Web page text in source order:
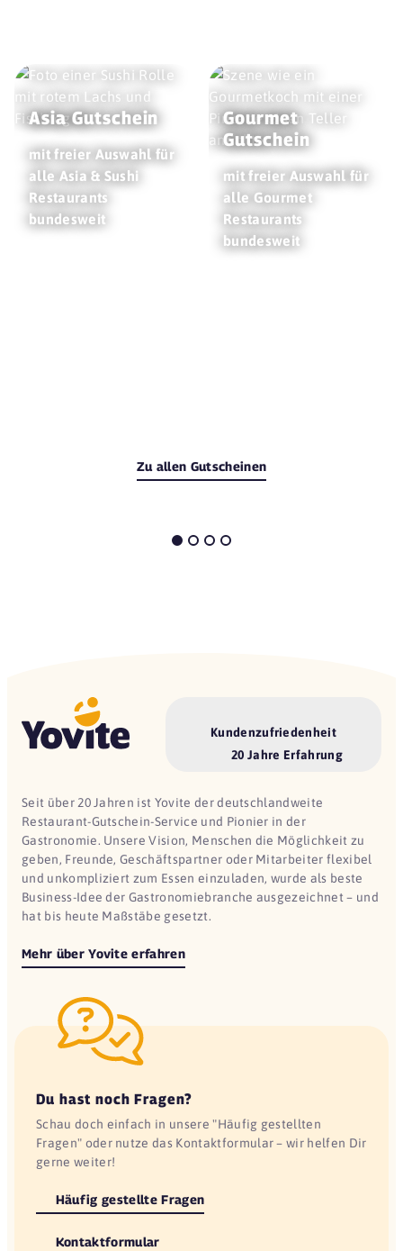
Asia Gutschein
mit freier Auswahl für
alle Asia & Sushi
Restaurants
bundesweit
Gourmet
Gutschein
mit freier Auswahl für
alle Gourmet
Restaurants
bundesweit
Zu allen Gutscheinen
Kundenzufriedenheit
20 Jahre Erfahrung
Seit über 20 Jahren ist Yovite der deutschlandweite
Restaurant-Gutschein-Service und Pionier in der
Gastronomie. Unsere Vision, Menschen die Möglichkeit zu
geben, Freunde, Geschäftspartner oder Mitarbeiter flexibel
und unkompliziert zum Essen einzuladen, wurde als beste
Business-Idee der Gastronomiebranche ausgezeichnet – und
hat bis heute Maßstäbe gesetzt.
Mehr über Yovite erfahren
Du hast noch Fragen?
Schau doch einfach in unsere "Häufig gestellten
Fragen" oder nutze das Kontaktformular – wir helfen Dir
gerne weiter!
Häufig gestellte Fragen
Kontaktformular